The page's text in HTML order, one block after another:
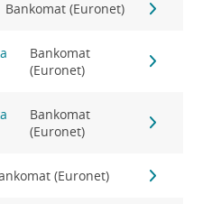
Bankomat (Euronet)
Bankomat
(Euronet)
Bankomat
(Euronet)
(Euronet)